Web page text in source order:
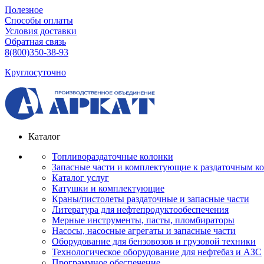
Полезное
Способы оплаты
Условия доставки
Обратная связь
8(800)350-38-93
Круглосуточно
Каталог
Топливораздаточные колонки
Запасные части и комплектующие к раздаточным
Каталог услуг
Катушки и комплектующие
Краны/пистолеты раздаточные и запасные части
Литература для нефтепродуктообеспечения
Мерные инструменты, пасты, пломбираторы
Насосы, насосные агрегаты и запасные части
Оборудование для бензовозов и грузовой техники
Технологическое оборудование для нефтебаз и АЗС